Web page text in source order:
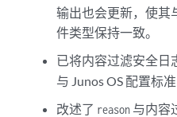
输出也会更新，使其
件类型保持一致。
已将内容过滤安全日
与 Junos OS 配置标准
改述了 reason与内容